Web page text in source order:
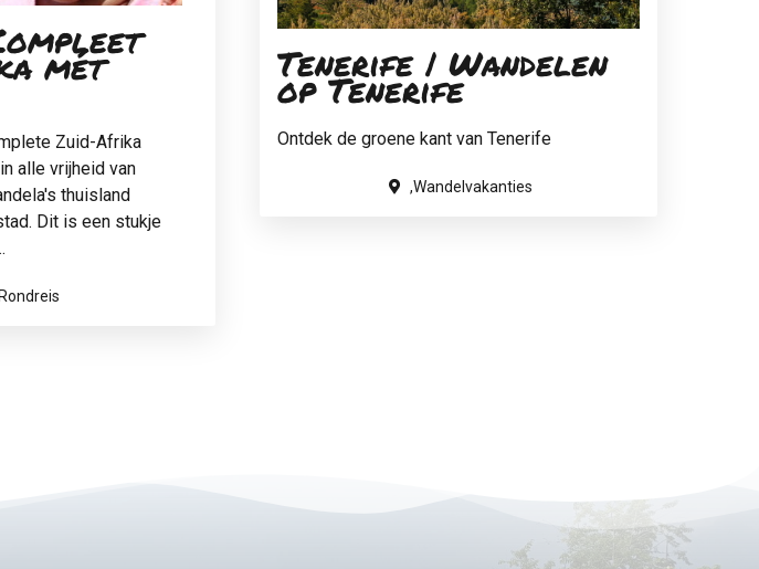
mét
Zuid-Afrika
alle vrijheid van
thuisland
Dit is een stukje
Rondreis
Tenerife | Wandelen
op Tenerife
Ontdek de groene kant van Tenerife
,Wandelvakanties